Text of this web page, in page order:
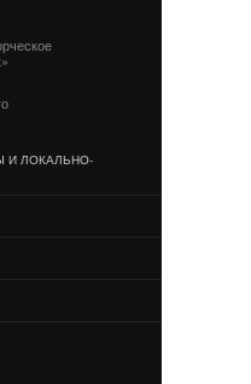
И ЛОКАЛЬНО-